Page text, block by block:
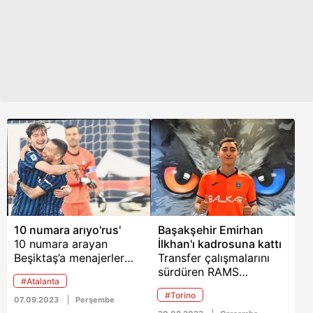
10 numara arıyo'rus'
10 numara arayan
Beşiktaş’a menajerler
aracılığıyla Atalanta
forması giyen Rus
futbolcu Aleksey
#Atalanta
07.09.2023 Perşembe
Başakşehir Emirhan
İlkhan'ı kadrosuna kattı
Transfer çalışmalarını
sürdüren RAMS
Başakşehir, Torino
forması giyen milli
#Torino